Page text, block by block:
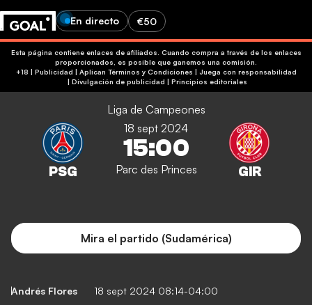
En directo €50
Esta página contiene enlaces de afiliados. Cuando compra a través de los enlaces
proporcionados, es posible que ganemos una comisión.
+18 | Publicidad | Aplican Términos y Condiciones | Juega con responsabilidad
| Divulgación de publicidad | Principios editoriales
Liga de Campeones
18 sept 2024
15:00
Parc des Princes
Mira el partido (Sudamérica)
Andrés Flores 18 sept 2024 08:14-04:00